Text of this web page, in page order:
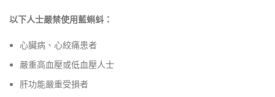
以下人士嚴禁使用藍蝌蚪：
心臟病、心絞痛患者
嚴重高血壓或低血壓人士
肝功能嚴重受損者